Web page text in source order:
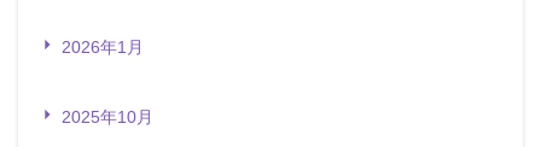
2026年1月
2025年10月